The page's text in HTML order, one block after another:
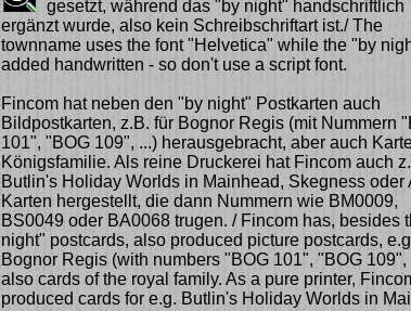
gesetzt, während das "by night" handschriftlich
ergänzt wurde, also kein Schreibschriftart ist./ The
townname uses the font "Helvetica" while the "by
added handwritten - so don't use a script font.
Fincom hat neben den "by night" Postkarten auch
Bildpostkarten, z.B. für Bognor Regis (mit Nummern
101", "BOG 109", ...) herausgebracht, aber auch
Königsfamilie. Als reine Druckerei hat Fincom auch
Butlin's Holiday Worlds in Mainhead, Skegness oder
Karten hergestellt, die dann Nummern wie BM0009,
BS0049 oder BA0068 trugen. / Fincom has, besides
night" postcards, also produced picture postcards,
Bognor Regis (with numbers "BOG 101", "BOG 109",
also cards of the royal family. As a pure printer,
produced cards for e.g. Butlin's Holiday Worlds in